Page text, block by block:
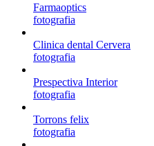
Farmaoptics
fotografia
Clinica dental Cervera
fotografia
Prespectiva Interior
fotografia
Torrons felix
fotografia